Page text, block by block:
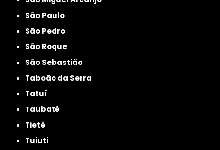
São Paulo
São Pedro
São Roque
São Sebastião
Taboão da Serra
Tatuí
Taubaté
Tietê
Tuiuti